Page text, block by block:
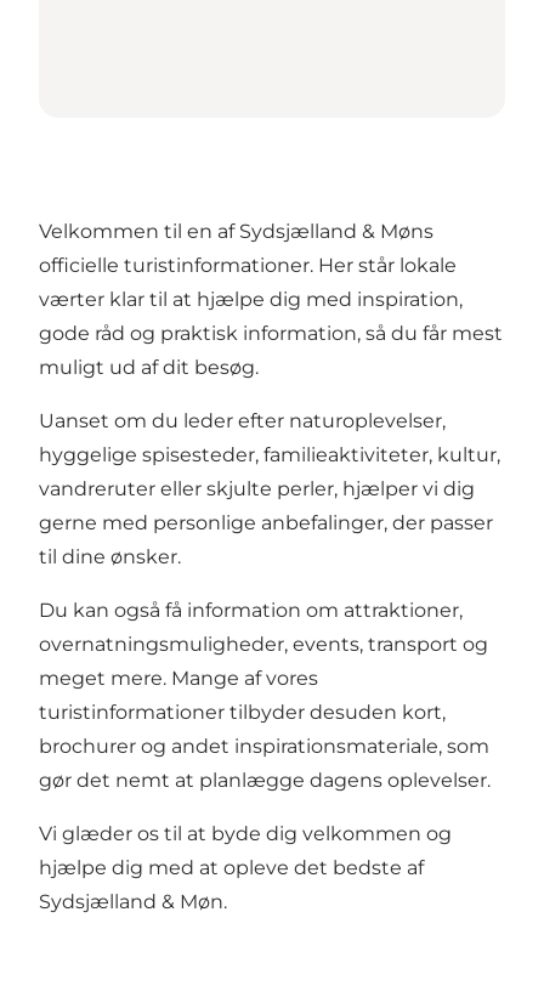
Velkommen til en af Sydsjælland & Møns
officielle turistinformationer. Her står lokale
værter klar til at hjælpe dig med inspiration,
gode råd og praktisk information, så du får mest
muligt ud af dit besøg.
Uanset om du leder efter naturoplevelser,
hyggelige spisesteder, familieaktiviteter, kultur,
vandreruter eller skjulte perler, hjælper vi dig
gerne med personlige anbefalinger, der passer
til dine ønsker.
Du kan også få information om attraktioner,
overnatningsmuligheder, events, transport og
meget mere. Mange af vores
turistinformationer tilbyder desuden kort,
brochurer og andet inspirationsmateriale, som
gør det nemt at planlægge dagens oplevelser.
Vi glæder os til at byde dig velkommen og
hjælpe dig med at opleve det bedste af
Sydsjælland & Møn.